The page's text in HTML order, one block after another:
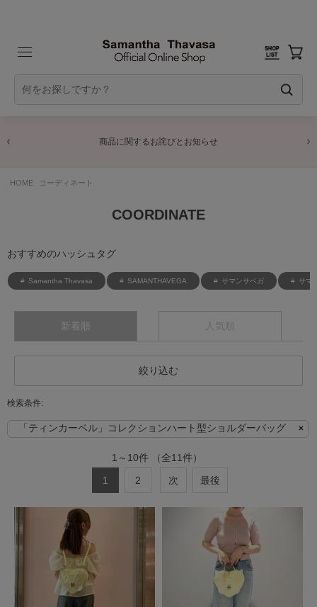
商品に関するお詫びとお知らせ
HOME コーディネート
COORDINATE
おすすめのハッシュタグ
Samantha Thavasa SAMANTHAVEGA サマンサベガ サマ
新着順 人気順
絞り込む
「ティンカーベル」コレクションハート型ショルダーバッグ
1 ～ 10件 （全11件）
1
2 次 最後